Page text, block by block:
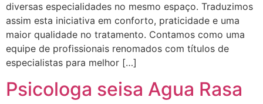
diversas especialidades no mesmo espaço. Traduzimos
assim esta iniciativa em conforto, praticidade e uma
maior qualidade no tratamento. Contamos como uma
equipe de profissionais renomados com títulos de
especialistas para melhor […]
Psicologa seisa Agua Rasa